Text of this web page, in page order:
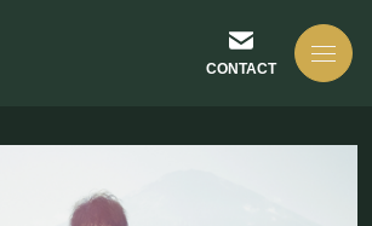
CONTACT